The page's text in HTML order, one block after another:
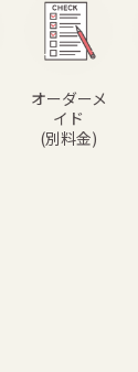
オーダーメ
イド
(別料金)